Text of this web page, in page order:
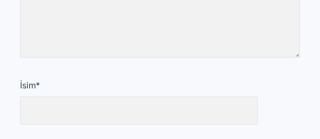
İsim*